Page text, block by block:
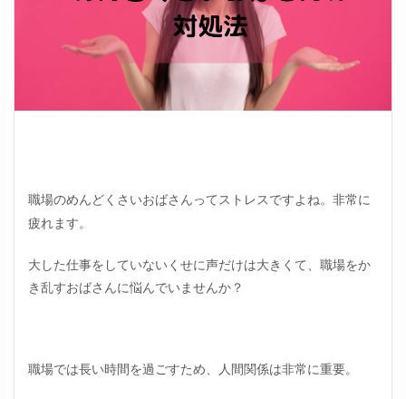
職場のめんどくさいおばさんってストレスですよね。非常に
疲れます。
大した仕事をしていないくせに声だけは大きくて、職場をか
き乱すおばさんに悩んでいませんか？
職場では長い時間を過ごすため、人間関係は非常に重要。